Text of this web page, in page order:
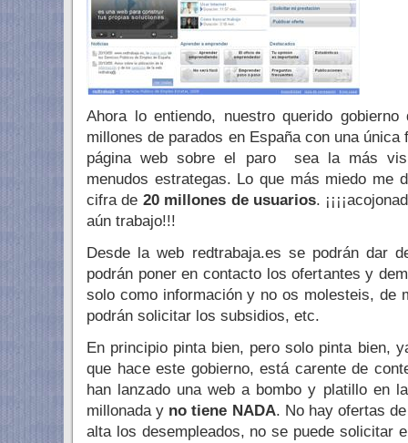
Ahora lo entiendo, nuestro querido
millones de parados en España con una
página web sobre el paro sea la más
menudos estrategas. Lo que más miedo me
cifra de 20 millones de usuarios.
aún trabajo!!!
Desde la web redtrabaja.es se podrán dar
podrán poner en contacto los ofertantes y
solo como información y no os molesteis, de
podrán solicitar los subsidios, etc.
En principio pinta bien, pero solo pinta bien,
que hace este gobierno, está carente de
han lanzado una web a bombo y platillo en
millonada y no tiene NADA. No hay ofertas
alta los desempleados, no se puede solicitar